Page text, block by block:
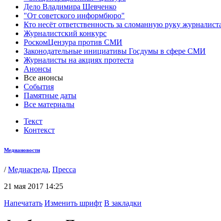
Дело Владимира Шевченко
"От советского информбюро"
Кто несёт ответственность за сломанную руку
Журналистский конкурс
РоскомЦензура против СМИ
Законодательные инициативы Госдумы в сфере СМИ
Журналисты на акциях протеста
Анонсы
Все анонсы
События
Памятные даты
Все материалы
Текст
Контекст
Медиановости
/Медиасреда, Пресса
21 мая 2017 14:25
Напечатать Изменить шрифт В закладки